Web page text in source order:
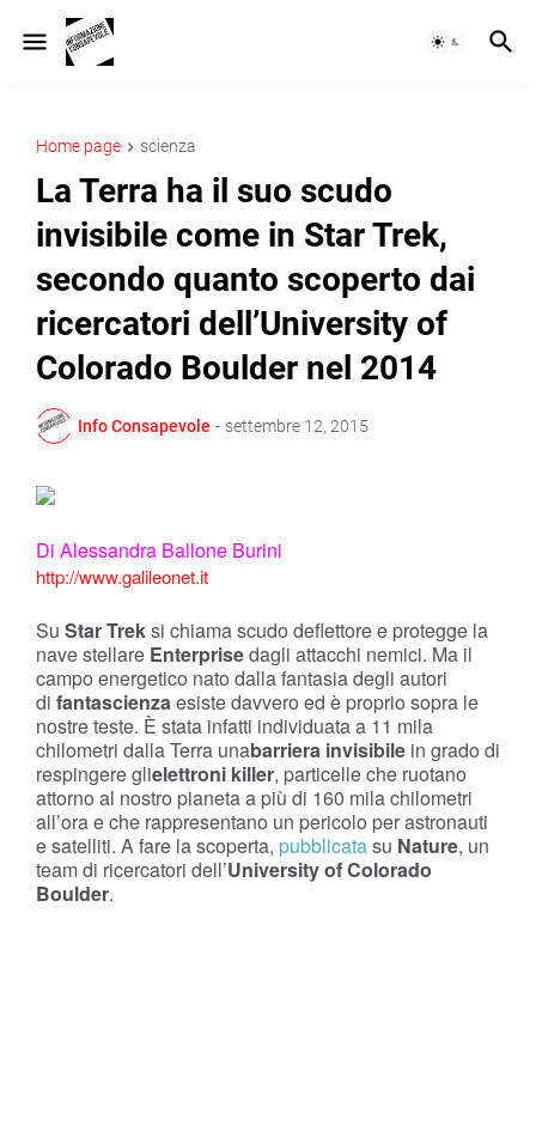
Home page scienza
La Terra ha il suo scudo
invisibile come in Star Trek,
secondo quanto scoperto dai
ricercatori dell’University of
Colorado Boulder nel 2014
Info Consapevole - settembre 12, 2015
Di Alessandra Ballone Burini
http://www.galileonet.it
Su Star Treksi chiama scudo deflettore e protegge la
nave stellare Enterprisedagli attacchi nemici. Ma il
campo energetico nato dalla fantasia degli autori
di fantascienzaesiste davvero ed è proprio sopra le
nostre teste. È stata infatti individuata a 11 mila
chilometri dalla Terra unabarriera invisibile in grado di
respingere glielettroni killer, particelle che ruotano
attorno al nostro pianeta a più di 160 mila chilometri
all’ora e che rappresentano un pericolo per astronauti
e satelliti. A fare la scoperta, pubblicatasu Nature, un
team di ricercatori dell’University of Colorado
Boulder.